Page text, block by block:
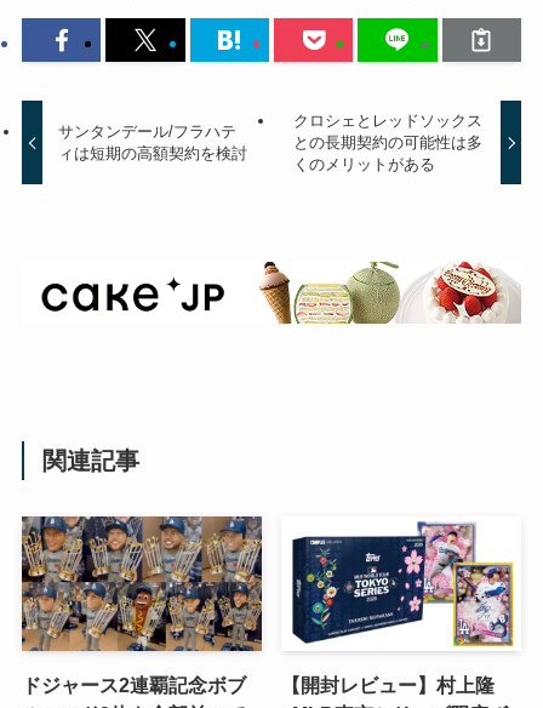
サンタンデール/フラハテ
ィは短期の高額契約を検討
クロシェとレッドソックス
との長期契約の可能性は多
くのメリットがある
関連記事
ドジャース2連覇記念ボブ
【開封レビュー】村上隆